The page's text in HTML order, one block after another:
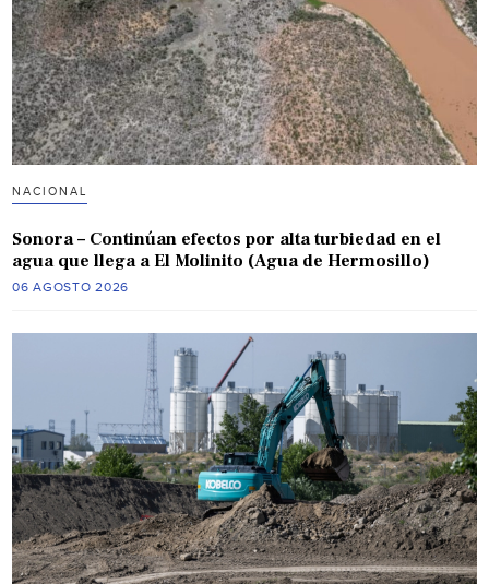
NACIONAL
Sonora – Continúan efectos por alta turbiedad en el
agua que llega a El Molinito (Agua de Hermosillo)
06 AGOSTO 2026